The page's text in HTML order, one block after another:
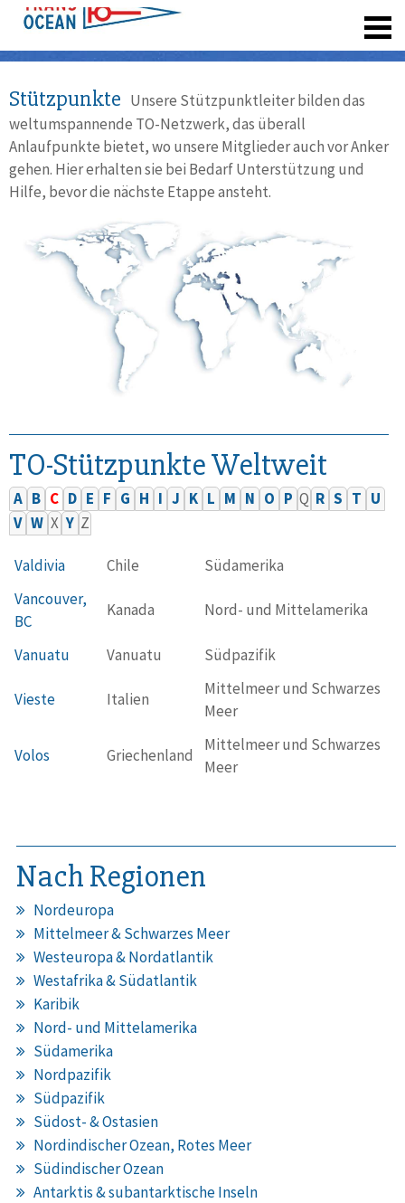
Stützpunkte Unsere Stützpunktleiter bilden das
weltumspannende TO-Netzwerk, das überall
Anlaufpunkte bietet, wo unsere Mitglieder auch vor Anker
gehen. Hier erhalten sie bei Bedarf Unterstützung und
Hilfe, bevor die nächste Etappe ansteht.
TO-Stützpunkte Weltweit
A B C D E F G H I J K L M N O P Q R S T U
V W X Y Z
Valdivia Chile
Südamerika
Vancouver,
BC
Kanada Nord- und Mittelamerika
Vanuatu Vanuatu Südpazifik
Vieste Italien
Mittelmeer und Schwarzes
Meer
Volos Griechenland
Mittelmeer und Schwarzes
Meer
Nach Regionen
Nordeuropa
Mittelmeer & Schwarzes Meer
Westeuropa & Nordatlantik
Westafrika & Südatlantik
Karibik
Nord- und Mittelamerika
Südamerika
Nordpazifik
Südpazifik
Südost- & Ostasien
Nordindischer Ozean, Rotes Meer
Südindischer Ozean
Antarktis & subantarktische Inseln